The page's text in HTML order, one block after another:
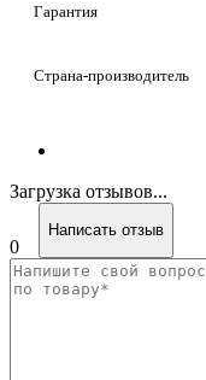
Гарантия
Страна-производитель
Загрузка отзывов...
0
Написать отзыв